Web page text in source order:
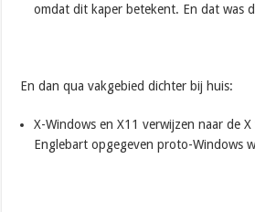
omdat dit kaper betekent. En dat was
En dan qua vakgebied dichter bij huis:
X-Windows en X11 verwijzen naar de
Englebart opgegeven proto-Windows